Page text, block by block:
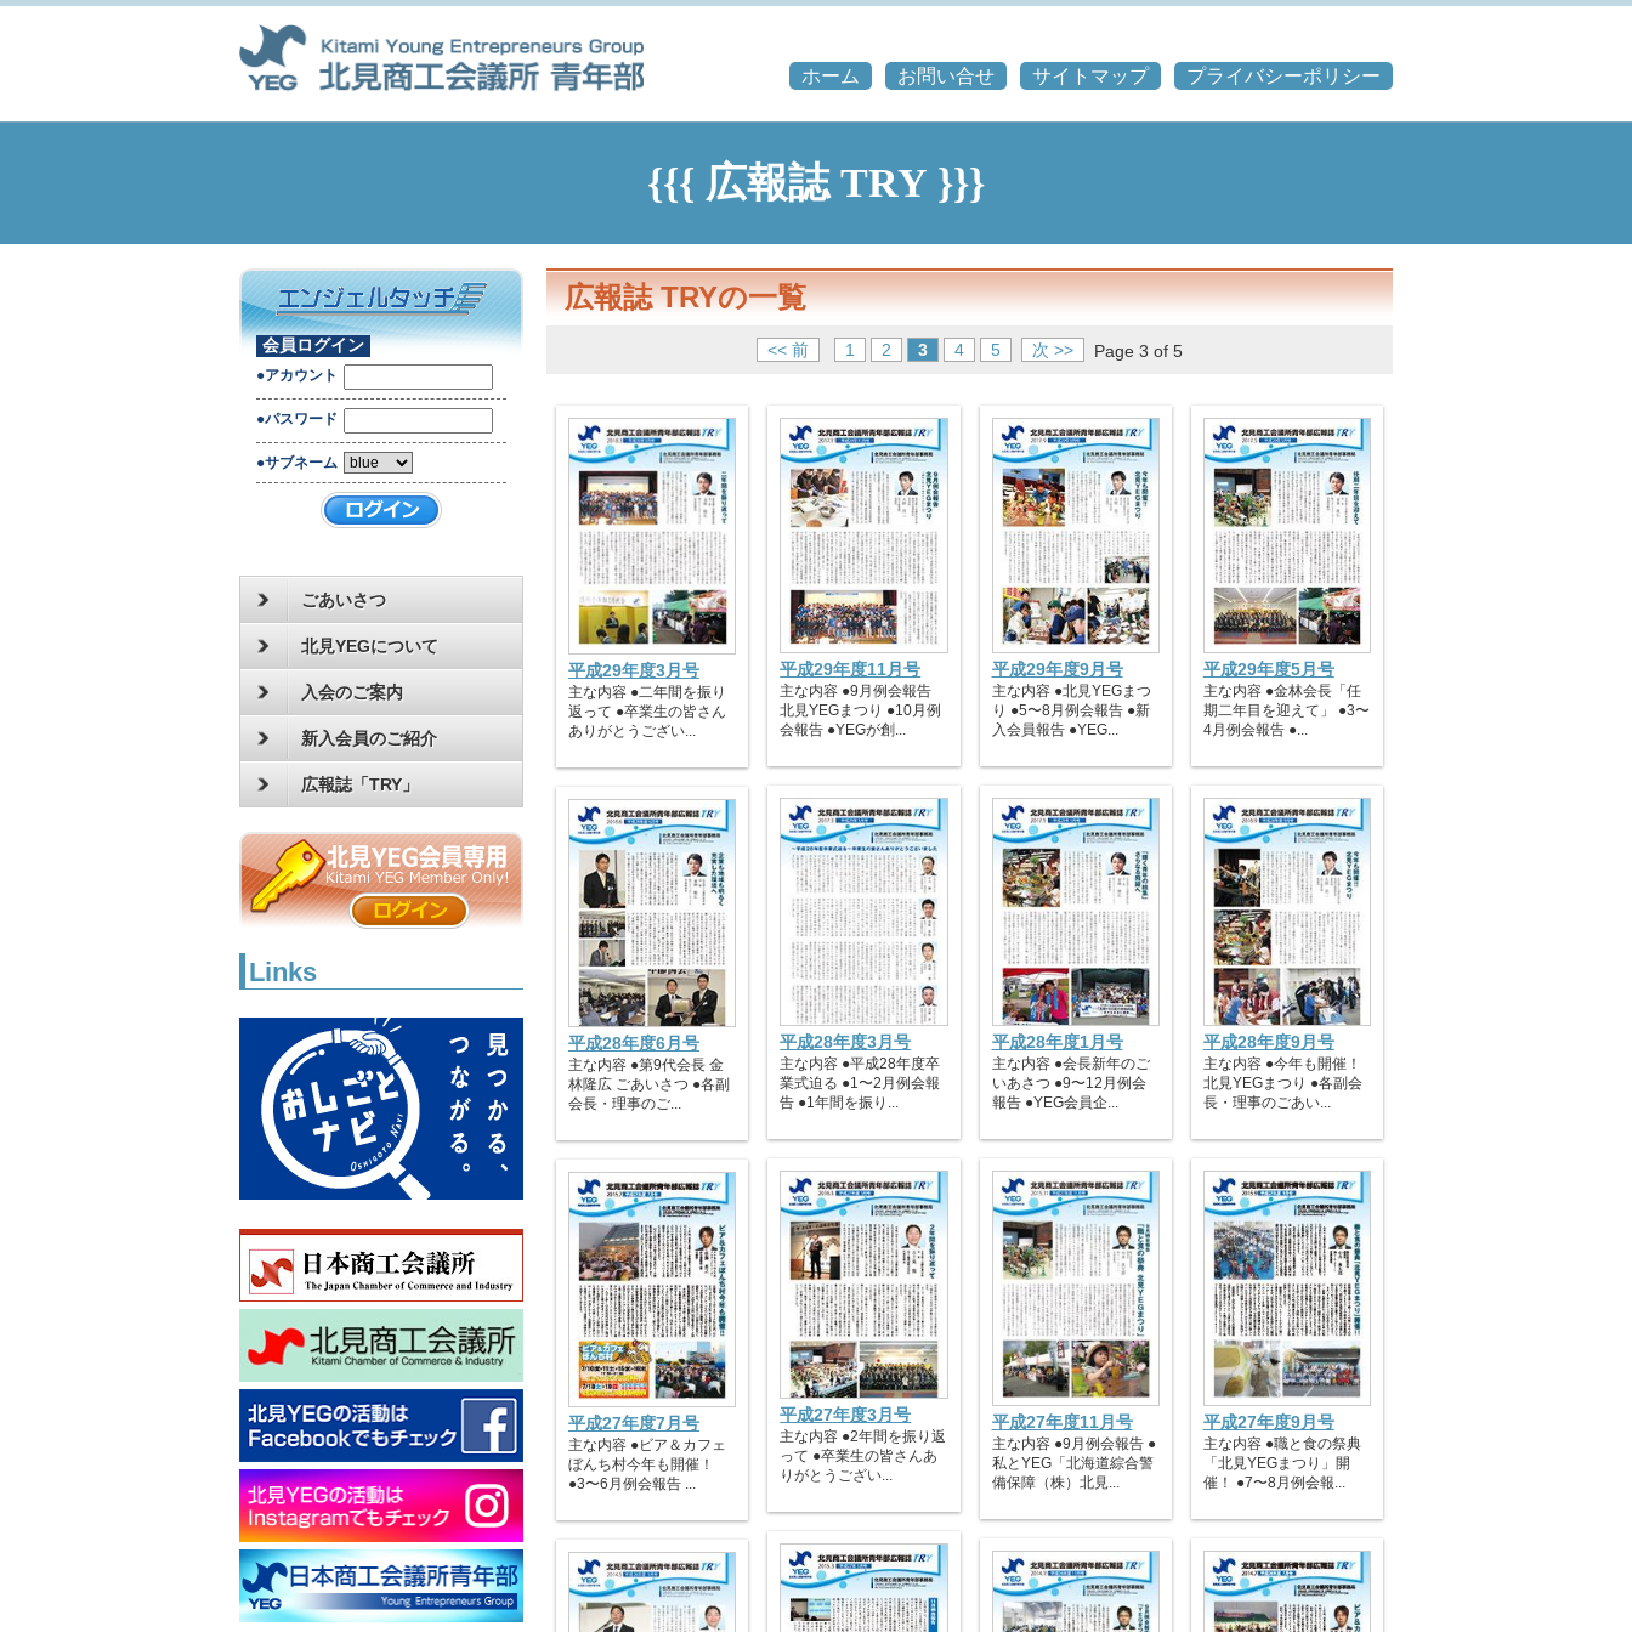
ホーム お問い合せ サイトマップ プライバシーポリシー
{{{ 広報誌 TRY }}}
広報誌 TRYの一覧
<< 前 1 2 3 4 5 次 >> Page 3 of 5
平成29年度3月号
主な内容 ●二年間を振り
返って ●卒業生の皆さん
ありがとうござい...
平成29年度11月号
主な内容 ●9月例会報告
北見YEGまつり ●10月例
会報告 ●YEGが創...
平成29年度9月号
主な内容 ●北見YEGまつ
り ●5〜8月例会報告 ●新
入会員報告 ●YEG...
平成29年度5月号
主な内容 ●金林会長「任
期二年目を迎えて」 ●3〜
4月例会報告 ●...
平成28年度3月号
主な内容 ●平成28年度卒
業式迫る ●1〜2月例会報
告 ●1年間を振り...
平成28年度1月号
主な内容 ●会長新年のご
いあさつ ●9〜12月例会
報告 ●YEG会員企...
平成28年度9月号
主な内容 ●今年も開催！
北見YEGまつり ●各副会
長・理事のごあい...
平成28年度6月号
主な内容 ●第9代会長 金
林隆広 ごあいさつ ●各副
会長・理事のご...
平成27年度3月号
主な内容 ●2年間を振り返
って ●卒業生の皆さんあ
りがとうござい...
平成27年度11月号
主な内容 ●9月例会報告 ●
私とYEG「北海道綜合警
備保障（株）北見...
平成27年度9月号
主な内容 ●職と食の祭典
「北見YEGまつり」開
催！ ●7〜8月例会報...
平成27年度7月号
主な内容 ●ビア＆カフェ
ぼんち村今年も開催！
●3〜6月例会報告 ...
会員ログイン
●アカウント
●パスワード
●サブネーム
ごあいさつ
北見YEGについて
入会のご案内
新入会員のご紹介
広報誌「TRY」
Links